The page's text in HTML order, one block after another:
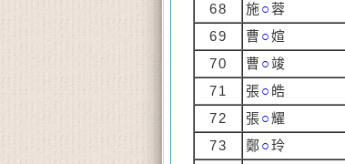
68 施○ 蓉
69 曹 ○媗
70 曹 ○竣
71 張○ 皓
72 張○耀
73 鄭○玲